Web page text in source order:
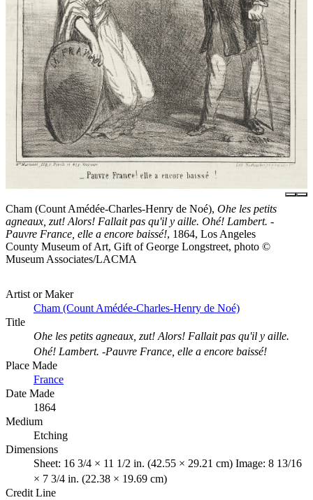
Cham (Count Amédée-Charles-Henry de Noé), Ohe les petits
agneaux, zut! Alors! Fallait pas qu'il y aille. Ohé! Lambert. -
Pauvre France, elle a encore baissé!, 1864, Los Angeles
County Museum of Art, Gift of George Longstreet, photo ©
Museum Associates/LACMA
Artist or Maker
Cham (Count Amédée-Charles-Henry de Noé)
Title
Ohe les petits agneaux, zut! Alors! Fallait pas qu'il y aille.
Ohé! Lambert. -Pauvre France, elle a encore baissé!
Place Made
France
Date Made
1864
Medium
Etching
Dimensions
Sheet: 16 3/4 × 11 1/2 in. (42.55 × 29.21 cm) Image: 8 13/16
× 7 3/4 in. (22.38 × 19.69 cm)
Credit Line